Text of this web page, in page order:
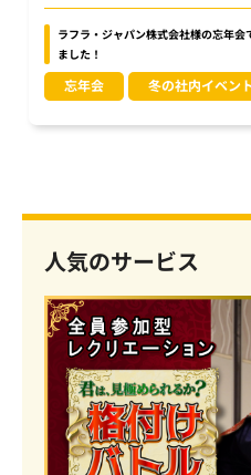
ラフラ・ジャパン株式会社様の忘年
ました！
忘年会 冬の社内イベン
人気のサービス